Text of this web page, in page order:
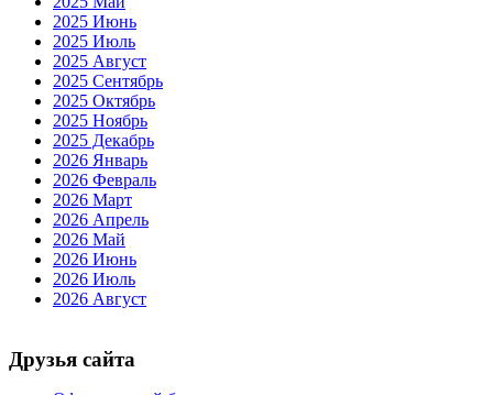
2025 Июнь
2025 Июль
2025 Август
2025 Сентябрь
2025 Октябрь
2025 Ноябрь
2025 Декабрь
2026 Январь
2026 Февраль
2026 Март
2026 Апрель
2026 Май
2026 Июнь
2026 Июль
2026 Август
Друзья сайта